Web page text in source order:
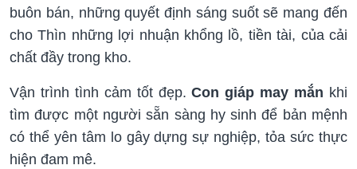
buôn bán, những quyết định sáng suốt sẽ mang đến
cho Thìn những lợi nhuận khổng lồ, tiền tài, của cải
chất đầy trong kho.
Vận trình tình cảm tốt đẹp.Con giáp may mắn khi
tìm được một người sẵn sàng hy sinh để bản mệnh
có thể yên tâm lo gây dựng sự nghiệp, tỏa sức thực
hiện đam mê.